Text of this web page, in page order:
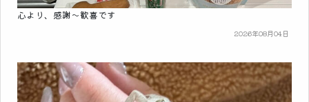
心より、感謝～歓喜です
2026年08月04日